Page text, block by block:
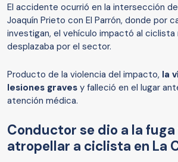
El accidente ocurrió en la intersección
Joaquín Prieto con El Parrón, donde por
investigan, el vehículo impactó al
desplazaba por el sector.
Producto de la violencia del impacto, la
lesiones graves y falleció en el lugar
atención médica.
Conductor se dio a la
atropellar a ciclista en La